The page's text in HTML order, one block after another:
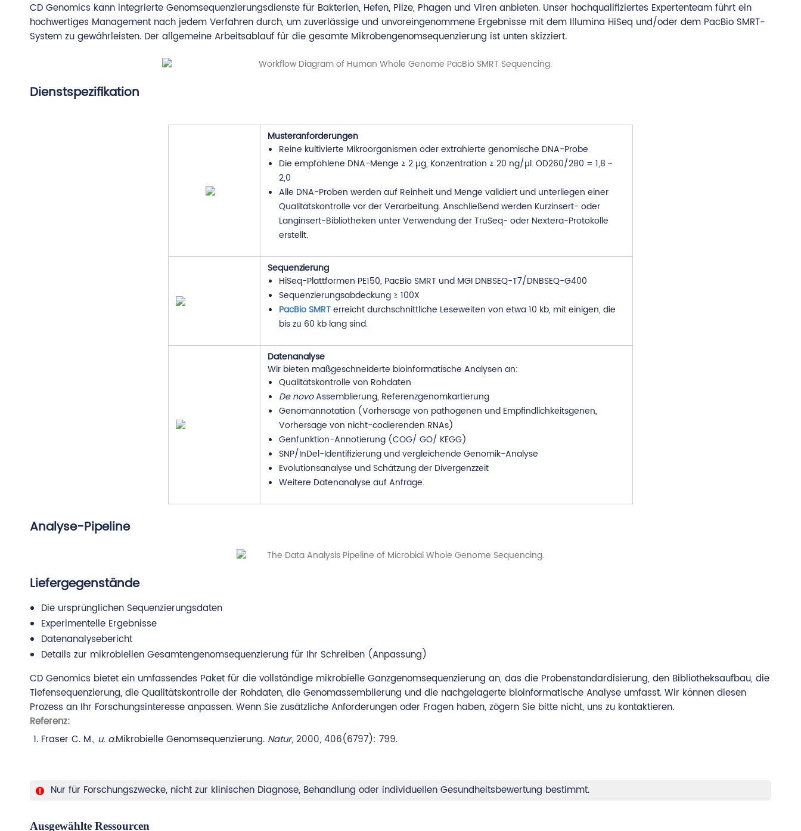
CD Genomics kann integrierte Genomsequenzierungsdienste für Bakterien, Hefen, Pilze, Phagen und Viren anbieten. Unser hochqualifiziertes Expertenteam führt ein
hochwertiges Management nach jedem Verfahren durch, um zuverlässige und unvoreingenommene Ergebnisse mit dem Illumina HiSeq und/oder dem PacBio SMRT-
System zu gewährleisten. Der allgemeine Arbeitsablauf für die gesamte Mikrobengenomsequenzierung ist unten skizziert.
Dienstspezifikation
Musteranforderungen
Reine kultivierte Mikroorganismen oder extrahierte genomische DNA-Probe
Die empfohlene DNA-Menge ≥ 2 µg, Konzentration ≥ 20 ng/µl. OD260/280 = 1,8 ~
2,0
Alle DNA-Proben werden auf Reinheit und Menge validiert und unterliegen einer
Qualitätskontrolle vor der Verarbeitung. Anschließend werden Kurzinsert- oder
Langinsert-Bibliotheken unter Verwendung der TruSeq- oder Nextera-Protokolle
erstellt.
Sequenzierung
HiSeq-Plattformen PE150, PacBio SMRT und MGI DNBSEQ-T7/DNBSEQ-G400
Sequenzierungsabdeckung ≥ 100X
PacBio SMRTerreicht durchschnittliche Leseweiten von etwa 10 kb, mit einigen, die
bis zu 60 kb lang sind.
Datenanalyse
Wir bieten maßgeschneiderte bioinformatische Analysen an:
Qualitätskontrolle von Rohdaten
De novoAssemblierung, Referenzgenomkartierung
Genomannotation (Vorhersage von pathogenen und Empfindlichkeitsgenen,
Vorhersage von nicht-codierenden RNAs)
Genfunktion-Annotierung (COG/ GO/ KEGG)
SNP/InDel-Identifizierung und vergleichende Genomik-Analyse
Evolutionsanalyse und Schätzung der Divergenzzeit
Weitere Datenanalyse auf Anfrage.
Analyse-Pipeline
Liefergegenstände
Die ursprünglichen Sequenzierungsdaten
Experimentelle Ergebnisse
Datenanalysebericht
Details zur mikrobiellen Gesamtengenomsequenzierung für Ihr Schreiben (Anpassung)
CD Genomics bietet ein umfassendes Paket für die vollständige mikrobielle Ganzgenomsequenzierung an, das die Probenstandardisierung, den Bibliotheksaufbau, die
Tiefensequenzierung, die Qualitätskontrolle der Rohdaten, die Genomassemblierung und die nachgelagerte bioinformatische Analyse umfasst. Wir können diesen
Prozess an Ihr Forschungsinteresse anpassen. Wenn Sie zusätzliche Anforderungen oder Fragen haben, zögern Sie bitte nicht, uns zu kontaktieren.
Referenz:
Fraser C. M., u. a.Mikrobielle Genomsequenzierung. Natur, 2000, 406(6797): 799.
Nur für Forschungszwecke, nicht zur klinischen Diagnose, Behandlung oder individuellen Gesundheitsbewertung bestimmt.
Ausgewählte Ressourcen